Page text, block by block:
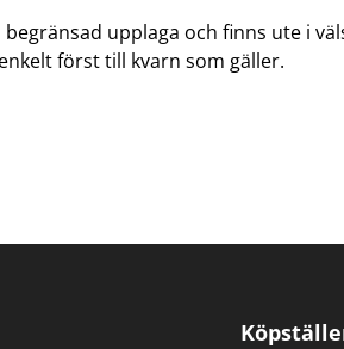
upplaga och finns ute i
först till kvarn som gäller.